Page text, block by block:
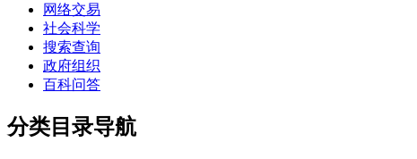
网络交易
社会科学
搜索查询
政府组织
百科问答
分类目录导航